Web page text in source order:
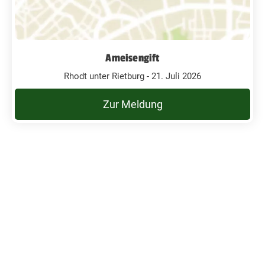
Ameisengift
Rhodt unter Rietburg - 21. Juli 2026
Zur Meldung